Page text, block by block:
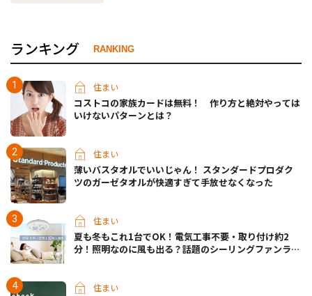
ランキング RANKING
住まい
コストコの家族カードは無料！ 作り方と絶対やっては
いけないパターンとは？
住まい
薄いバスタオルでいいじゃん！ スタンダードプロダク
ツのガーゼタオルが快適すぎて手放せなくなった
住まい
夏も冬もこれ1台でOK！電気工事不要・取り付け約2
分！照明なのに風も出る？話題のシーリングファンライ
住まい